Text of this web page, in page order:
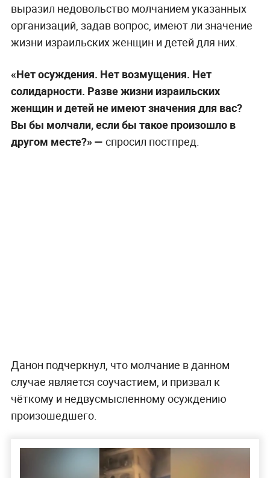
выразил недовольство молчанием указанных
организаций, задав вопрос, имеют ли значение
жизни израильских женщин и детей для них.
«Нет осуждения. Нет возмущения. Нет
солидарности. Разве жизни израильских
женщин и детей не имеют значения для вас?
Вы бы молчали, если бы такое произошло в
другом месте?» — спросил постпред.
Данон подчеркнул, что молчание в данном
случае является соучастием, и призвал к
чёткому и недвусмысленному осуждению
произошедшего.